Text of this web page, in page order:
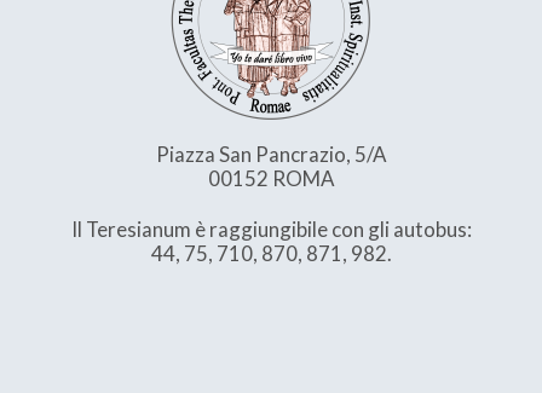
Piazza San Pancrazio, 5/A
00152 ROMA
Il Teresianum è raggiungibile con gli autobus:
44, 75, 710, 870, 871, 982.